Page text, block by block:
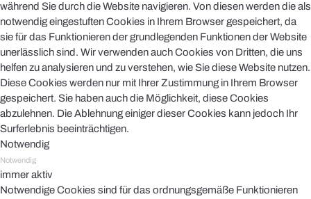
während Sie durch die Website navigieren. Von diesen werden die als
notwendig eingestuften Cookies in Ihrem Browser gespeichert, da
sie für das Funktionieren der grundlegenden Funktionen der Website
unerlässlich sind. Wir verwenden auch Cookies von Dritten, die uns
helfen zu analysieren und zu verstehen, wie Sie diese Website nutzen.
Diese Cookies werden nur mit Ihrer Zustimmung in Ihrem Browser
gespeichert. Sie haben auch die Möglichkeit, diese Cookies
abzulehnen. Die Ablehnung einiger dieser Cookies kann jedoch Ihr
Surferlebnis beeinträchtigen.
Notwendig
Notwendig
immer aktiv
Notwendige Cookies sind für das ordnungsgemäße Funktionieren